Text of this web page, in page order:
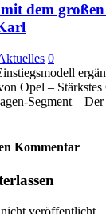
dem
0
Opel –
Segment – Der
Kommentar
veröffentlicht.